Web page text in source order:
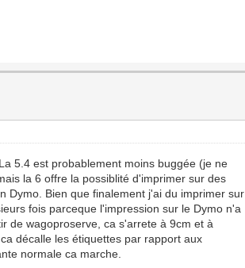
5.4 est probablement moins buggée (je ne
la 6 offre la possiblité d'imprimer sur des
Dymo. Bien que finalement j'ai du imprimer sur
fois parceque l'impression sur le Dymo n'a
de wagoproserve, ca s'arrete à 9cm et à
décalle les étiquettes par rapport aux
normale ca marche.